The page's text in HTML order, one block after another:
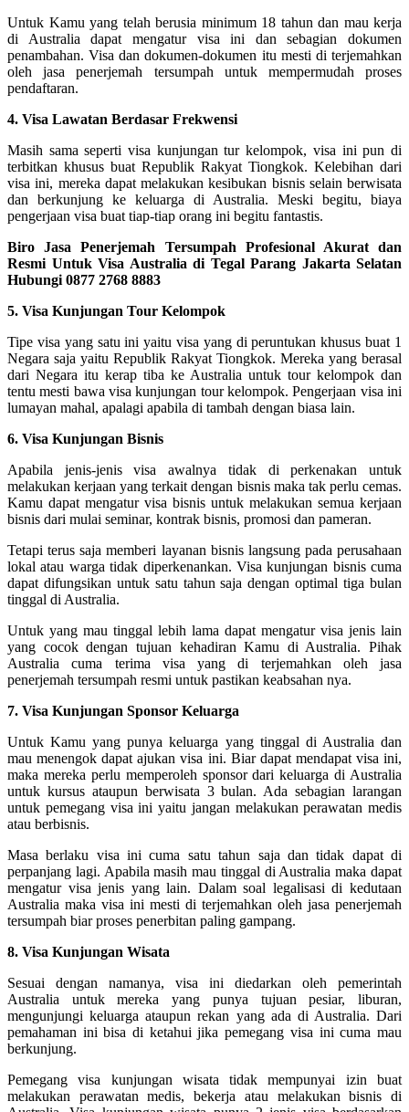
Untuk Kamu yang telah berusia minimum 18 tahun dan mau kerja
di Australia dapat mengatur visa ini dan sebagian dokumen
penambahan. Visa dan dokumen-dokumen itu mesti di terjemahkan
oleh jasa penerjemah tersumpah untuk mempermudah proses
pendaftaran.
4. Visa Lawatan Berdasar Frekwensi
Masih sama seperti visa kunjungan tur kelompok, visa ini pun di
terbitkan khusus buat Republik Rakyat Tiongkok. Kelebihan dari
visa ini, mereka dapat melakukan kesibukan bisnis selain berwisata
dan berkunjung ke keluarga di Australia. Meski begitu, biaya
pengerjaan visa buat tiap-tiap orang ini begitu fantastis.
Biro Jasa Penerjemah Tersumpah Profesional Akurat dan
Resmi Untuk Visa Australia di Tegal Parang Jakarta Selatan
Hubungi 0877 2768 8883
5. Visa Kunjungan Tour Kelompok
Tipe visa yang satu ini yaitu visa yang di peruntukan khusus buat 1
Negara saja yaitu Republik Rakyat Tiongkok. Mereka yang berasal
dari Negara itu kerap tiba ke Australia untuk tour kelompok dan
tentu mesti bawa visa kunjungan tour kelompok. Pengerjaan visa ini
lumayan mahal, apalagi apabila di tambah dengan biasa lain.
6. Visa Kunjungan Bisnis
Apabila jenis-jenis visa awalnya tidak di perkenakan untuk
melakukan kerjaan yang terkait dengan bisnis maka tak perlu cemas.
Kamu dapat mengatur visa bisnis untuk melakukan semua kerjaan
bisnis dari mulai seminar, kontrak bisnis, promosi dan pameran.
Tetapi terus saja memberi layanan bisnis langsung pada perusahaan
lokal atau warga tidak diperkenankan. Visa kunjungan bisnis cuma
dapat difungsikan untuk satu tahun saja dengan optimal tiga bulan
tinggal di Australia.
Untuk yang mau tinggal lebih lama dapat mengatur visa jenis lain
yang cocok dengan tujuan kehadiran Kamu di Australia. Pihak
Australia cuma terima visa yang di terjemahkan oleh jasa
penerjemah tersumpah resmi untuk pastikan keabsahan nya.
7. Visa Kunjungan Sponsor Keluarga
Untuk Kamu yang punya keluarga yang tinggal di Australia dan
mau menengok dapat ajukan visa ini. Biar dapat mendapat visa ini,
maka mereka perlu memperoleh sponsor dari keluarga di Australia
untuk kursus ataupun berwisata 3 bulan. Ada sebagian larangan
untuk pemegang visa ini yaitu jangan melakukan perawatan medis
atau berbisnis.
Masa berlaku visa ini cuma satu tahun saja dan tidak dapat di
perpanjang lagi. Apabila masih mau tinggal di Australia maka dapat
mengatur visa jenis yang lain. Dalam soal legalisasi di kedutaan
Australia maka visa ini mesti di terjemahkan oleh jasa penerjemah
tersumpah biar proses penerbitan paling gampang.
8. Visa Kunjungan Wisata
Sesuai dengan namanya, visa ini diedarkan oleh pemerintah
Australia untuk mereka yang punya tujuan pesiar, liburan,
mengunjungi keluarga ataupun rekan yang ada di Australia. Dari
pemahaman ini bisa di ketahui jika pemegang visa ini cuma mau
berkunjung.
Pemegang visa kunjungan wisata tidak mempunyai izin buat
melakukan perawatan medis, bekerja atau melakukan bisnis di